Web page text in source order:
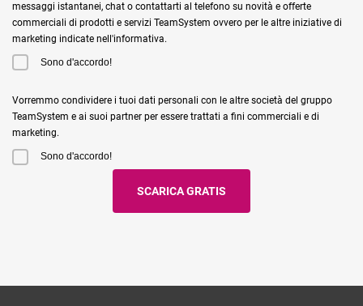
messaggi istantanei, chat o contattarti al telefono su novità e offerte
commerciali di prodotti e servizi TeamSystem ovvero per le altre iniziative di
marketing indicate nell'informativa.
Sono d'accordo!
Vorremmo condividere i tuoi dati personali con le altre società del gruppo
TeamSystem e ai suoi partner per essere trattati a fini commerciali e di
marketing.
Sono d'accordo!